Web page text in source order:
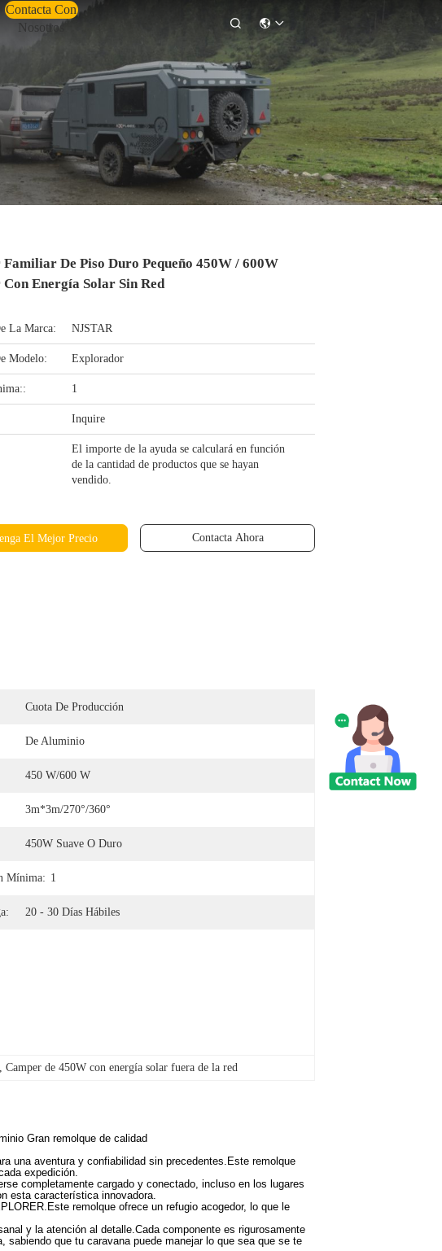
Contacta Con
Nosotros

Familiar De Piso Duro Pequeño 450W / 600W
Energía Solar Sin Red
La Marca: NJSTAR
Modelo: Explorador
1
Inquire
El importe de la ayuda se calculará en función
de la cantidad de productos que se hayan
vendido.
El Mejor Precio Contacta Ahora
Cuota De Producción
De Aluminio
450 W/600 W
3m*3m/270°/360°
450W Suave O Duro
Mínima: 1
20 - 30 Días Hábiles
, Camper de 450W con energía solar fuera de la red
Gran remolque de calidad
una aventura y confiabilidad sin precedentes.Este remolque
expedición.
completamente cargado y conectado, incluso en los lugares
esta característica innovadora.
remolque ofrece un refugio acogedor, lo que le
y la atención al detalle.Cada componente es rigurosamente
sabiendo que tu caravana puede manejar lo que sea que se te